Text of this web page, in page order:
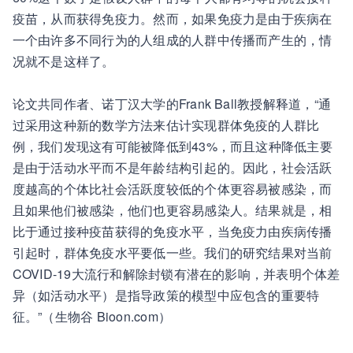
疫苗，从而获得免疫力。然而，如果免疫力是由于疾病在
一个由许多不同行为的人组成的人群中传播而产生的，情
况就不是这样了。
论文共同作者、诺丁汉大学的Frank Ball教授解释道，“通
过采用这种新的数学方法来估计实现群体免疫的人群比
例，我们发现这有可能被降低到43%，而且这种降低主要
是由于活动水平而不是年龄结构引起的。因此，社会活跃
度越高的个体比社会活跃度较低的个体更容易被感染，而
且如果他们被感染，他们也更容易感染人。结果就是，相
比于通过接种疫苗获得的免疫水平，当免疫力由疾病传播
引起时，群体免疫水平要低一些。我们的研究结果对当前
COVID-19大流行和解除封锁有潜在的影响，并表明个体差
异（如活动水平）是指导政策的模型中应包含的重要特
征。”（生物谷 Bioon.com）